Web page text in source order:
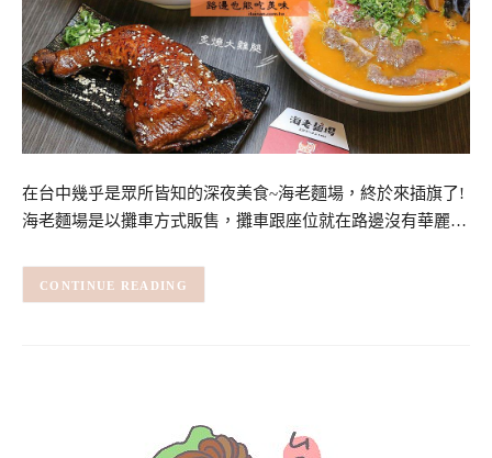
在台中幾乎是眾所皆知的深夜美食~海老麵場，終於來插旗了!
海老麵場是以攤車方式販售，攤車跟座位就在路邊沒有華麗…
CONTINUE READING